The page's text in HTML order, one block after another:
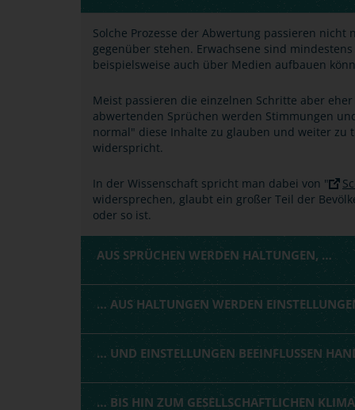
Solche Prozesse der Abwertung passieren
gegenüber stehen. Erwachsene sind
beispielsweise auch über Medien aufbauen
Meist passieren die einzelnen Schritte aber
abwertenden Sprüchen werden Stimmungen
normal" diese Inhalte zu glauben und weiter zu
widerspricht.
In der Wissenschaft spricht man dabei von "
widersprechen, glaubt ein großer Teil der
oder so ist.
AUS SPRÜCHEN WERDEN HALTUNGEN, …
… AUS HALTUNGEN WERDEN
… UND EINSTELLUNGEN BEEINFLUSSEN
… BIS HIN ZUM GESELLSCHAFTLICHEN